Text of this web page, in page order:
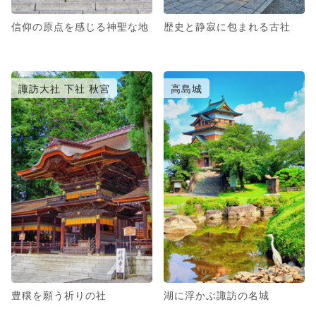
信仰の原点を感じる神聖な地 歴史と静寂に包まれる古社
諏訪大社 下社 秋宮
豊穣を願う祈りの社
高島城
湖に浮かぶ諏訪の名城